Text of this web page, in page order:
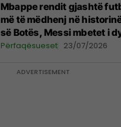
Mbappe rendit gjashtë
më të mëdhenj në
së Botës, Messi mbetet i
Përfaqësueset 23/07/2026